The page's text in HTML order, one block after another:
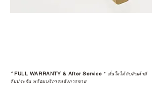
*FULL WARRANTY & After Service * มั่นใจได้กับสินค้ามี
รับประกัน พร้อมบริการหลังการขาย